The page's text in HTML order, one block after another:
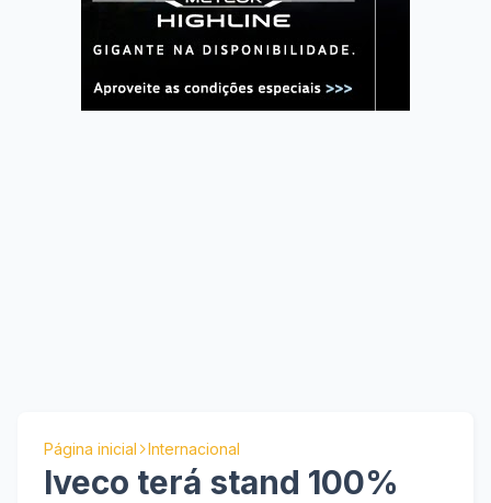
Página inicial Internacional
Iveco terá stand 100%